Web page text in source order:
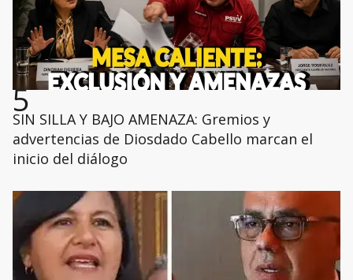
5
SIN SILLA Y BAJO AMENAZA: Gremios y
advertencias de Diosdado Cabello marcan el
inicio del diálogo